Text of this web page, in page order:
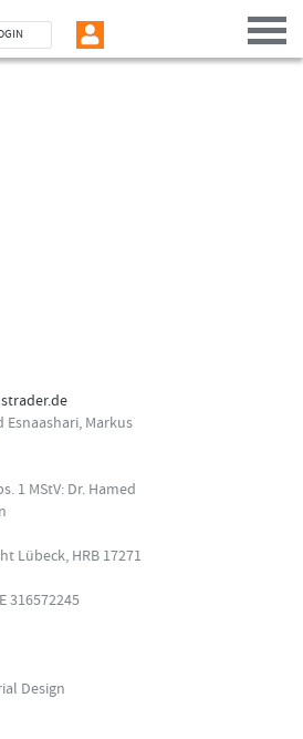
Esnaashari, Markus
1 MStV: Dr. Hamed
Lübeck, HRB 17271
316572245
Design
bietet unterschiedliche User-Pakete. Bitte
werden“, und finden Sie auf